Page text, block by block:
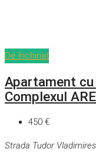
De închiriat
Apartament
Complexul
450 €
Strada Tudor